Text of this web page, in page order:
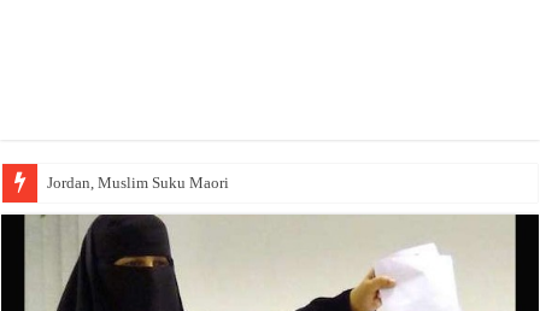
Jordan, Muslim Suku Maori